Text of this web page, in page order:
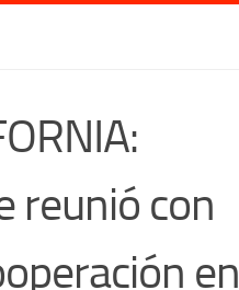
reunió con
en